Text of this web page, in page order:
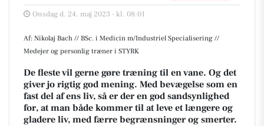
Onsdag d. 24. maj 2023 - kl. 08:01
Af: Nikolaj Bach // BSc. i Medicin m/Industriel Specialisering //
Medejer og personlig træner i STYRK
De fleste vil gerne gøre træning til en vane. Og det
giver jo rigtig god mening. Med bevægelse som en
fast del af ens liv, så er der en god sandsynlighed
for, at man både kommer til at leve et længere og
gladere liv, med færre begrænsninger og smerter.